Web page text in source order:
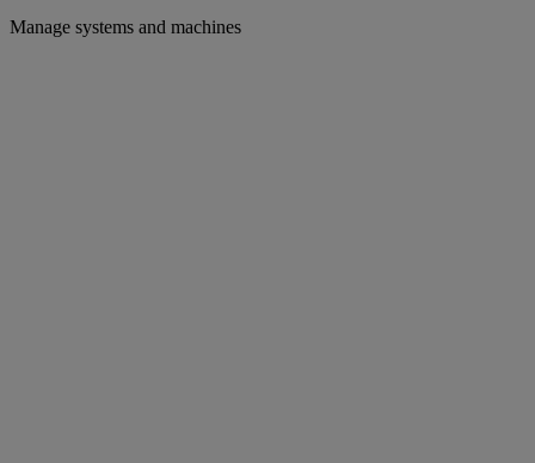
Manage systems and machines